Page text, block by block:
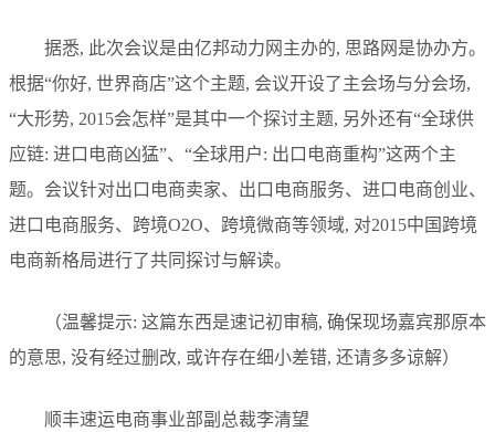
据悉, 此次会议是由亿邦动力网主办的, 思路网是协办方。
根据“你好, 世界商店”这个主题, 会议开设了主会场与分会场,
“大形势, 2015会怎样”是其中一个探讨主题, 另外还有“全球供
应链: 进口电商凶猛”、“全球用户: 出口电商重构”这两个主
题。会议针对出口电商卖家、出口电商服务、进口电商创业、
进口电商服务、跨境O2O、跨境微商等领域, 对2015中国跨境
电商新格局进行了共同探讨与解读。
（温馨提示: 这篇东西是速记初审稿, 确保现场嘉宾那原本
的意思, 没有经过删改, 或许存在细小差错, 还请多多谅解）
顺丰速运电商事业部副总裁李清望